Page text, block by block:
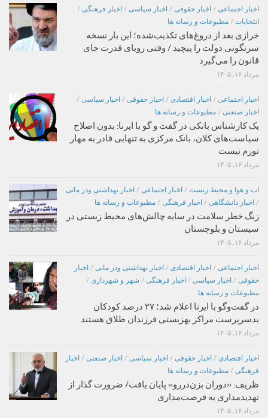
اخبار اجتماعی / اخبار حقوقی / اخبار سیاسی / اخبار فرهنگی /
انتخابات / مطبوعات و رسانه ها
خرازی بعد از دروغ‌های تکذیب‌شده؛ این بار نسخه
سرنگونی دولت را پیچید / وقتی رویای قدرت جای
قانون را می‌گیرد
مرداد ۱۶, ۱۴۰۵
اخبار اجتماعی / اخبار اقتصادی / اخبار حقوقی / اخبار سیاسی /
اخبار صنعتی / مطبوعات و رسانه ها
یک کارشناس بانکی در گفت و گو با ایرنا: بدون اصلاح
سیاست‌های کلان، بانک مرکزی به تنهایی قادر به مهار
تورم نیست
مرداد ۱۶, ۱۴۰۵
اب و هوا و محیط زیست / اخبار اجتماعی / اخبار بهداشتی ودر مانی
/ اخبار دانشگاهی / اخبار فرهنگی / مطبوعات و رسانه ها
زنگ خطر سلامت در سایه چالش‌های محیط زیستی در
سیستان و بلوچستان
مرداد ۱۶, ۱۴۰۵
اخبار اجتماعی / اخبار اقتصادی / اخبار بهداشتی ودر مانی / اخبار
حقوقی / اخبار سیاسی / اخبار فرهنگی / شهر و شهرداری /
مطبوعات و رسانه ها
در گفت‌وگو با ایرنا اعلام شد؛ ۲۷ درصد کودکان
بدسرپرست مراکز بهزیستی فرزندان طلاق هستند
مرداد ۱۶, ۱۴۰۵
اخبار اقتصادی / اخبار حقوقی / اخبار سیاسی / اخبار صنعتی / اخبار
فرهنگی / مطبوعات و رسانه ها
ظریف: «دوران بزن‌دررو» پایان یافت/ ضرورت گذار از
تهدیدمداری به فرصت‌مداری
مرداد ۱۶, ۱۴۰۵